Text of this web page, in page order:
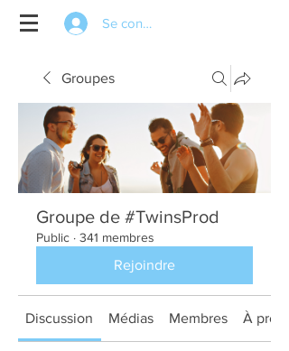
Se connecter
Groupes
Groupe de #TwinsProd
Public · 341 membres
Rejoindre
Discussion Médias Membres À